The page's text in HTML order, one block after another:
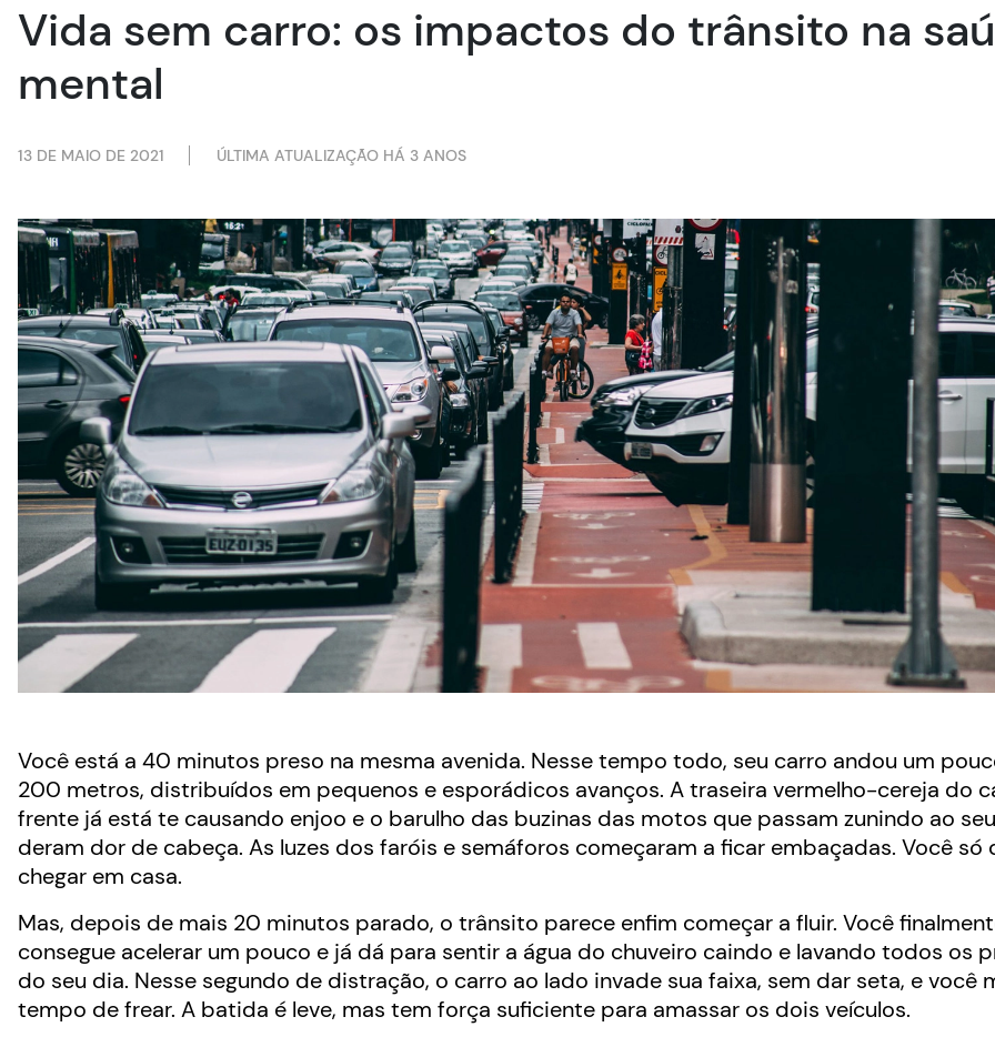
Vida sem carro: os impactos do trânsito na
mental
13 DE MAIO DE 2021 ÚLTIMA ATUALIZAÇÃO HÁ 3 ANOS
Você está a 40 minutos preso na mesma avenida. Nesse tempo todo, seu carro andou um
200 metros, distribuídos em pequenos e esporádicos avanços. A traseira vermelho-cereja do
frente já está te causando enjoo e o barulho das buzinas das motos que passam zunindo ao
deram dor de cabeça. As luzes dos faróis e semáforos começaram a ficar embaçadas. Você só
chegar em casa.
Mas, depois de mais 20 minutos parado, o trânsito parece enfim começar a fluir. Você
consegue acelerar um pouco e já dá para sentir a água do chuveiro caindo e lavando todos os
do seu dia. Nesse segundo de distração, o carro ao lado invade sua faixa, sem dar seta, e você
tempo de frear. A batida é leve, mas tem força suficiente para amassar os dois veículos.